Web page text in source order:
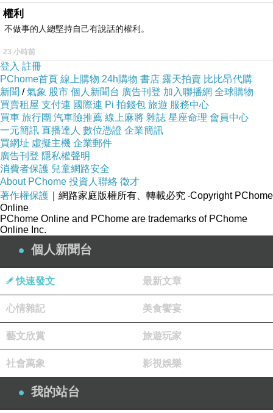
權利
不做事的人總堅持自己有說話的權利。
23 小時前
登入 註冊
PChome首頁 線上購物 24h購物 書店 露天拍賣 比比昂代購
新聞 /氣象 股市 個人新聞台 廣告刊登 加入聯播網 全球購物
買賣租屋 支付連 國際連 Pi 拍錢包 旅遊 服務中心
買車 旅行團 汽車險推薦 線上麻將 雜誌 星座命理 會員中心
一元簡訊 直播達人 數位憑證 企業簡訊
買網址 虛擬主機 企業郵件
廣告刊登 隱私權聲明
消費者保護 兒童網路安全
About PChome 投資人聯絡 徵才
著作權保護 ｜網路家庭版權所有、轉載必究 ‧Copyright PChome
Online
PChome Online and PChome are trademarks of PChome
Online Inc.
個人新聞台
快速發文 最新文章
心情雜記 美食饗宴
藝文欣賞 旅遊玩家
社會萬象 影視娛樂
我的站台